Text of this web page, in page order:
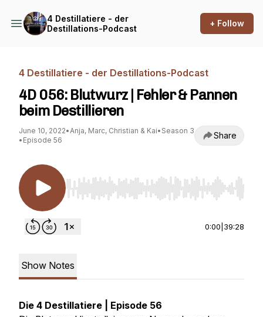
4 Destillatiere - der
Destillations-Podcast
+ Follow
4 Destillatiere - der Destillations-Podcast
4D 056: Blutwurz | Fehler & Pannen
beim Destillieren
June 10, 2022•Anja, Marc, Christian & Kai• Season 3
• Episode 56 Share
Use Left/Right to seek, Home/End to jump to
0:00 39:28
Show Notes
Die 4 Destillatiere | Episode 56